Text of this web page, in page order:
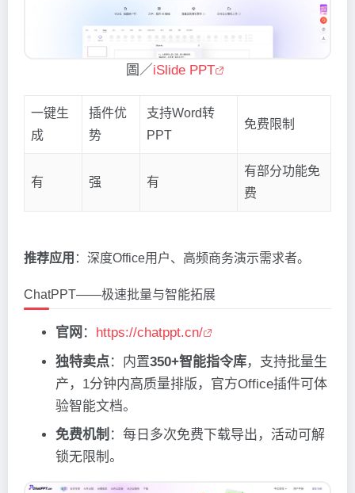
圖／ iSlide PPT
一键生
成
插件优
势
支持Word转
PPT
免费限制
有 强 有
有部分功能免
费
推荐应用 ：深度Office用户、高频商务演示需求者。
ChatPPT——极速批量与智能拓展
官网 ：
https://chatppt.cn/
独特卖点：内置350+智能指令库，支持批量生
产，1分钟内高质量排版，官方Office插件可体
验智能文档。
免费机制 ：每日多次免费下载导出，活动可解
锁无限制。